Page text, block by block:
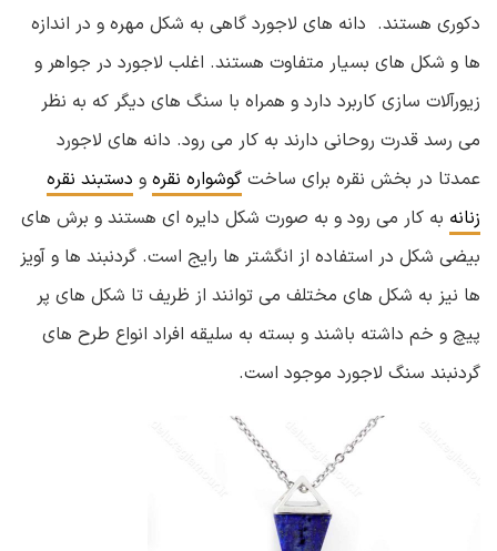
دکوری هستند. دانه های لاجورد گاهی به شکل مهره و در اندازه
ها و شکل های بسیار متفاوت هستند. اغلب لاجورد در جواهر و
زیورآلات سازی کاربرد دارد و همراه با سنگ های دیگر که به نظر
می رسد قدرت روحانی دارند به کار می رود. دانه های لاجورد
عمدتا در بخش نقره برای ساخت گوشواره نقره و دستبند نقره
زنانه به کار می رود و به صورت شکل دایره ای هستند و برش های
بیضی شکل در استفاده از انگشتر ها رایج است. گردنبند ها و آویز
ها نیز به شکل های مختلف می توانند از ظریف تا شکل های پر
پیچ و خم داشته باشند و بسته به سلیقه افراد انواع طرح های
گردنبند سنگ لاجورد موجود است.